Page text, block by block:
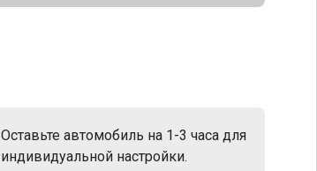
Оставьте автомобиль на 1-3 часа для
индивидуальной настройки.